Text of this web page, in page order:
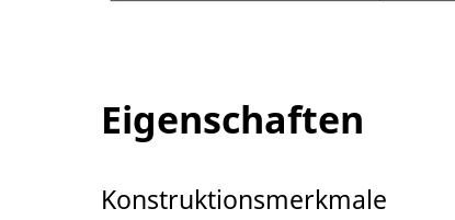
Eigenschaften
Konstruktionsmerkmale